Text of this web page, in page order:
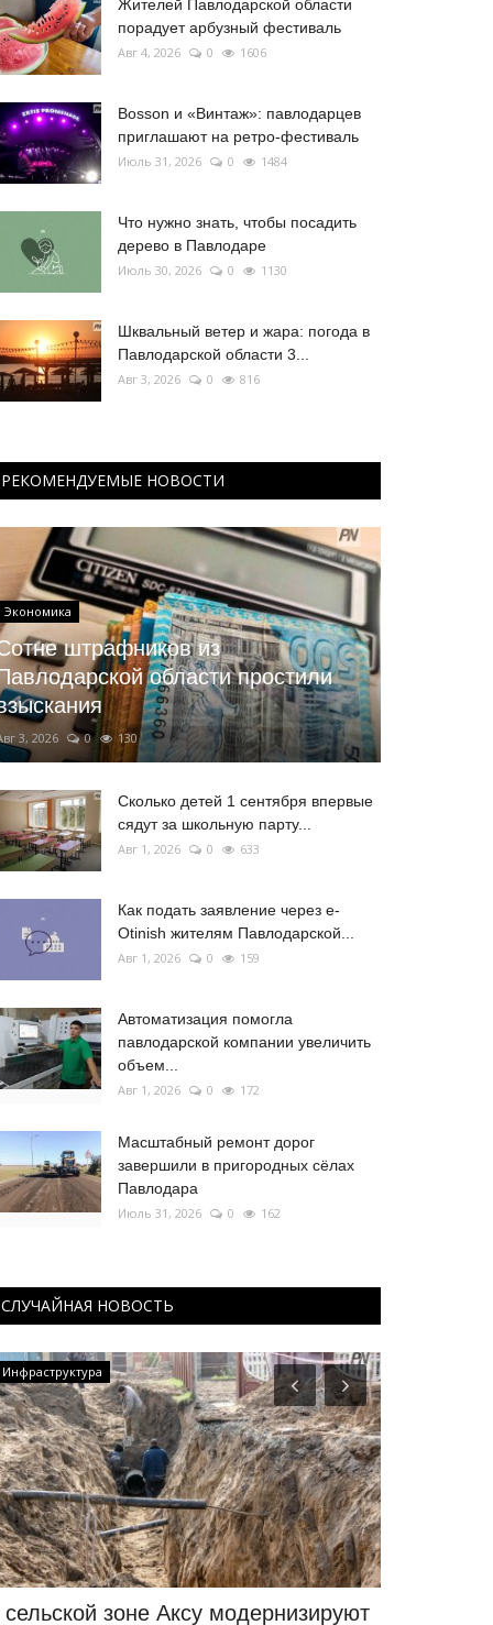
Жителей Павлодарской области
порадует арбузный фестиваль
Авг 4, 2026 0 1606
Bosson и «Винтаж»: павлодарцев
приглашают на ретро-фестиваль
Июль 31, 2026 0 1484
Что нужно знать, чтобы посадить
дерево в Павлодаре
Июль 30, 2026 0 1130
Шквальный ветер и жара: погода в
Павлодарской области 3...
Авг 3, 2026 0 816
РЕКОМЕНДУЕМЫЕ НОВОСТИ
Экономика
штрафников из
области простили
3, 2026 0 130
Сколько детей 1 сентября впервые
сядут за школьную парту...
Авг 1, 2026 0 633
Как подать заявление через e-
Otinish жителям Павлодарской...
Авг 1, 2026 0 159
Автоматизация помогла
павлодарской компании увеличить
объем...
Авг 1, 2026 0 172
Масштабный ремонт дорог
завершили в пригородных сёлах
Павлодара
Июль 31, 2026 0 162
СЛУЧАЙНАЯ НОВОСТЬ
Инфраструктура
зоне Аксу модернизируют